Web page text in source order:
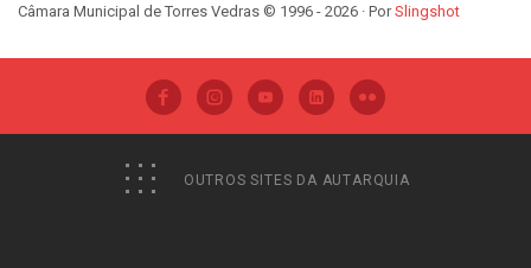
Câmara Municipal de Torres Vedras © 1996 - 2026 · PorSlingshot
OUTROS SITES DA AUTARQUIA